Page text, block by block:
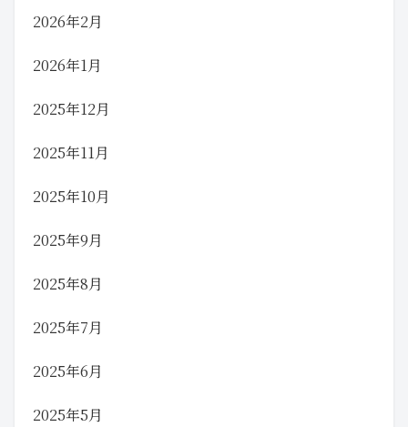
2026年2月
2026年1月
2025年12月
2025年11月
2025年10月
2025年9月
2025年8月
2025年7月
2025年6月
2025年5月